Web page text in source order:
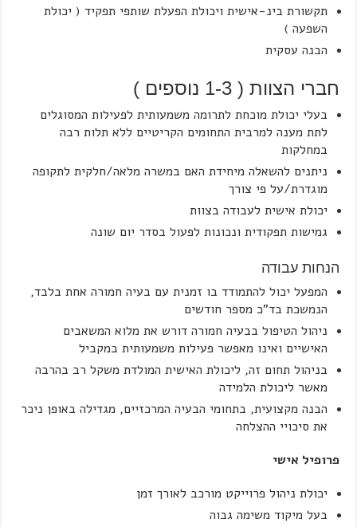
תקשורת בינ-אישית ויכולת הפעלת שותפי תפקיד ( יכולת
השפעה )
הבנה עסקית
חברי הצוות ( 1-3 נוספים )
בעלי יכולת מוכחת לתרומה משמעותית לפעילות המסוגלים
לתת מענה למרבית התחומים הקריטיים ללא תלות רבה
במחלקות
ניתנים להשאלה מיחידת האם במשרה מלאה/חלקית לתקופה
מוגדרת/על פי צורך
יכולת אישית לעבודה בצוות
גמישות תפקודית ונכונות לפעול בסדר יום שונה
הנחות עבודה
המפעל יכול להתמודד בו זמנית עם בעיה חמורה אחת בלבד,
הנמשכת בד"כ מספר חודשים
ניהול הטיפול בבעיה חמורה דורש את מלוא המשאבים
האישיים ואינו מאפשר פעילות משמעותית במקביל
בניהול תחום זה, ליכולת האישית המולדת משקל רב בהרבה
מאשר ליכולת הלמידה
הבנה מקצועית, בתחומי הבעיה המרכזיים, מגדילה באופן ניכר
את סיכויי ההצלחה
פרופיל אישי
יכולת ניהול פרוייקט מורכב לאורך זמן
בעל מיקוד משימה גבוה